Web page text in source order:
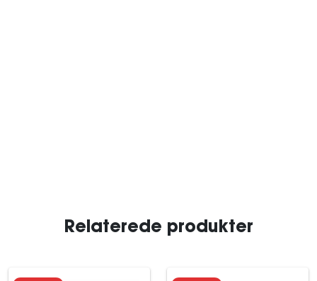
Relaterede produkter